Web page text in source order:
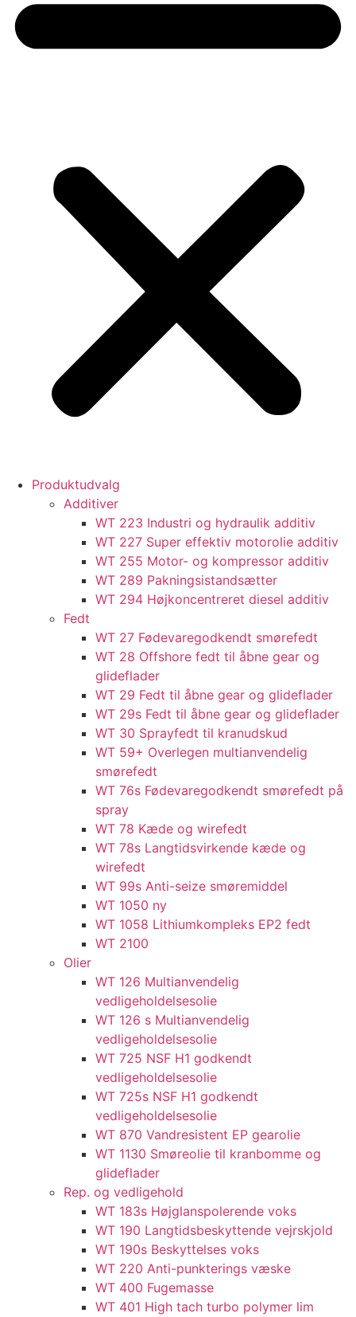
Produktudvalg
Additiver
WT 223 Industri og hydraulik additiv
WT 227 Super effektiv motorolie additiv
WT 255 Motor- og kompressor additiv
WT 289 Pakningsistandsætter
WT 294 Højkoncentreret diesel additiv
Fedt
WT 27 Fødevaregodkendt smørefedt
WT 28 Offshore fedt til åbne gear og
glideflader
WT 29 Fedt til åbne gear og glideflader
WT 29s Fedt til åbne gear og glideflader
WT 30 Sprayfedt til kranudskud
WT 59+ Overlegen multianvendelig
smørefedt​​
WT 76s Fødevaregodkendt smørefedt på
spray​
WT 78 Kæde og wirefedt​
WT 78s Langtidsvirkende kæde og
wirefedt​
WT 99s Anti-seize smøremiddel​
WT 1050 ny
WT 1058 Lithiumkompleks EP2 fedt​
WT 2100
Olier
WT 126 Multianvendelig
vedligeholdelsesolie
WT 126 s Multianvendelig
vedligeholdelsesolie
WT 725 NSF H1 godkendt
vedligeholdelsesolie​
WT 725s NSF H1 godkendt
vedligeholdelsesolie​
WT 870 Vandresistent EP gearolie​
WT 1130 Smøreolie til kranbomme og
glideflader​
Rep. og vedligehold
WT 183s Højglanspolerende voks
WT 190 Langtidsbeskyttende vejrskjold​
WT 190s Beskyttelses voks​
WT 220 Anti-punkterings væske
WT 400 Fugemasse
WT 401 High tach turbo polymer lim